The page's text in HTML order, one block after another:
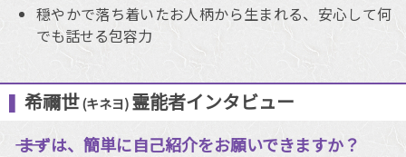
穏やかで落ち着いたお人柄から生まれる、安心して何
でも話せる包容力
希禰世(キネヨ) 霊能者インタビュー
―― まずは、簡単に自己紹介をお願いできますか？